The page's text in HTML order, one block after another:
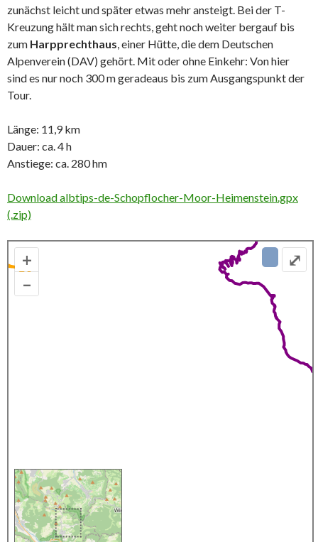
zunächst leicht und später etwas mehr ansteigt. Bei der T-
Kreuzung hält man sich rechts, geht noch weiter bergauf bis
zum Harpprechthaus, einer Hütte, die dem Deutschen
Alpenverein (DAV) gehört. Mit oder ohne Einkehr: Von hier
sind es nur noch 300 m geradeaus bis zum Ausgangspunkt der
Tour.
Länge: 11,9 km
Dauer: ca. 4 h
Anstiege: ca. 280 hm
Download albtips-de-Schopflocher-Moor-Heimenstein.gpx
(.zip)
+
–
⤢